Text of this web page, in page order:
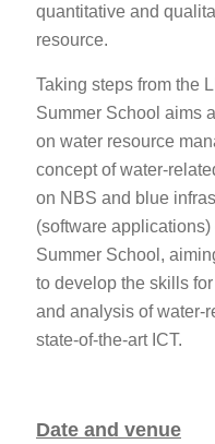
quantitative and
resource.
Taking steps from the
Summer School aims
on water resource
concept of water-
on NBS and blue
(software
Summer School,
to develop the skills
and analysis of water-
state-of-the-art ICT.
Date and venue